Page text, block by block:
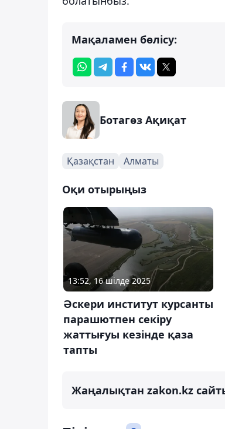
Мақаламен бөлісу:
Ботагөз Ақиқат
Қазақстан Алматы
Оқи отырыңыз
13:52, 16 шілде 2025
Әскери институт курсанты
парашютпен секіру
жаттығуы кезінде қаза
тапты
Жаңалықтан zakon.kz